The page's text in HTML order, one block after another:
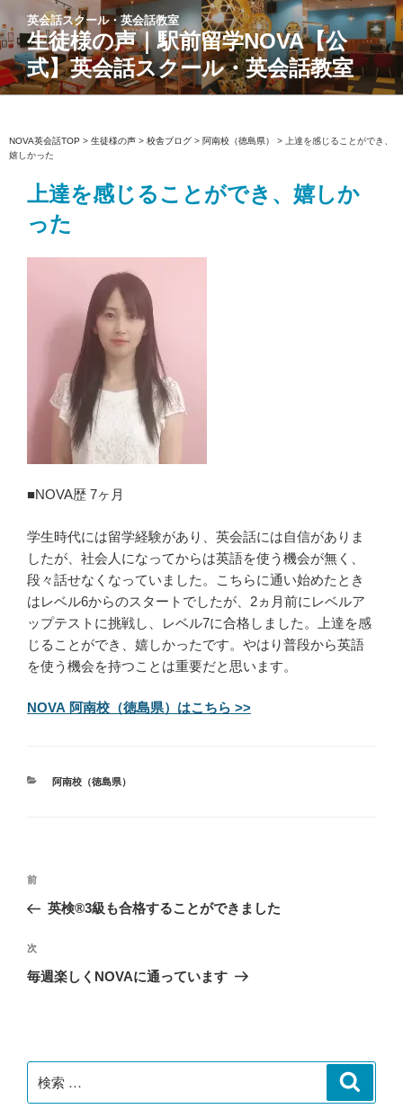
ン
テ
ン
ツ
ス
キ
英会話スクール・英会話教室
生徒様の声｜駅前留学NOVA【公
式】英会話スクール・英会話教室
NOVA英会話TOP > 生徒様の声 > 校舎ブログ > 阿南校（徳島県） >
上達を感じることができ、
嬉しかった
上達を感じることができ、嬉しか
った
■NOVA歴 7ヶ月
学生時代には留学経験があり、英会話には自信がありま
したが、社会人になってからは英語を使う機会が無く、
段々話せなくなっていました。こちらに通い始めたとき
はレベル6からのスタートでしたが、2ヵ月前にレベルア
ップテストに挑戦し、レベル7に合格しました。上達を感
じることができ、嬉しかったです。やはり普段から英語
を使う機会を持つことは重要だと思います。
NOVA 阿南校（徳島県）はこちら >>
カ
阿南校（徳島県）
投
ナ
ビ
ゲ
ン
過
去
投
稿
前
英検®3級も合格することができました
次
の
次
毎週楽しくNOVAに通っています
索: